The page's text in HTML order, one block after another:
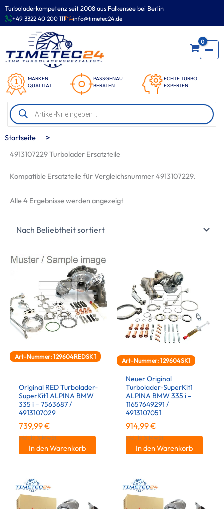
Turboladerkompetenz seit 2008 aus Falkensee bei Berlin
+49 3322 40 200 111 info@timetec24.de
MARKEN-
QUALITÄT
PASSGENAU
BERATEN
ECHTE TURBO-
EXPERTEN
0
Products
search
Zum
Inhalt
springen
Startseite >
4913107229 Turbolader Ersatzteile
Kompatible Ersatzteile für Vergleichsnummer 4913107229.
Alle 4 Ergebnisse werden angezeigtNach
Art-Nummer: 129604REDSK1
Original RED Turbolader-
SuperKit1 ALPINA BMW
335 i – 7563687 /
4913107029
739,99€
inkl. 19 % MwSt.
In den Warenkorb
Art-Nummer: 129604SK1
Neuer Original
Turbolader-SuperKit1
ALPINA BMW 335 i –
11657649291 /
4913107051
914,99€
inkl. 19 % MwSt.
In den Warenkorb